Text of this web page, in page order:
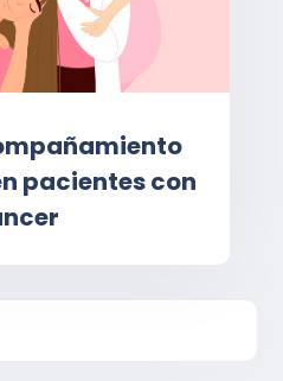
pacientes con